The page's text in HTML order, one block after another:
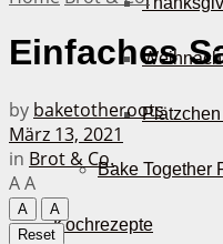
Bake Together
Kochrezepte
Einfaches
by baketotheroots
März 13, 2021
in Brot & Co.
AA
A
A
Reset